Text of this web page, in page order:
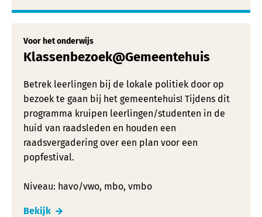
Voor het onderwijs
Klassenbezoek@Gemeentehuis
Betrek leerlingen bij de lokale politiek door op
bezoek te gaan bij het gemeentehuis! Tijdens dit
programma kruipen leerlingen/studenten in de
huid van raadsleden en houden een
raadsvergadering over een plan voor een
popfestival.
Niveau: havo/vwo, mbo, vmbo
Bekijk